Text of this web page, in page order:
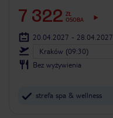
7 322 ZŁ
OSOBA
20.04.2027 - 28.04.2027
Kraków (09:30)
Bez wyżywienia
strefa spa & wellness